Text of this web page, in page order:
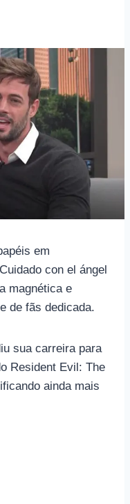
em
con el ángel
magnética e
de fãs dedicada.
sua carreira para
Resident Evil: The
ainda mais